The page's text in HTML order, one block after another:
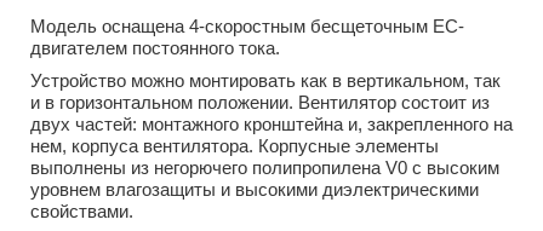
Модель оснащена 4-скоростным бесщеточным EC-
двигателем постоянного тока.
Устройство можно монтировать как в вертикальном, так
и в горизонтальном положении. Вентилятор состоит из
двух частей: монтажного кронштейна и, закрепленного на
нем, корпуса вентилятора. Корпусные элементы
выполнены из негорючего полипропилена V0 с высоким
уровнем влагозащиты и высокими диэлектрическими
свойствами.